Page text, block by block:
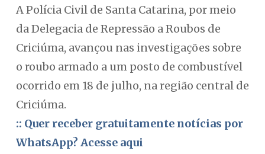
A Polícia Civil de Santa Catarina, por meio
da Delegacia de Repressão a Roubos de
Criciúma, avançou nas investigações sobre
o roubo armado a um posto de combustível
ocorrido em 18 de julho, na região central de
Criciúma.
:: Quer receber gratuitamente notícias por
WhatsApp? Acesse aqui